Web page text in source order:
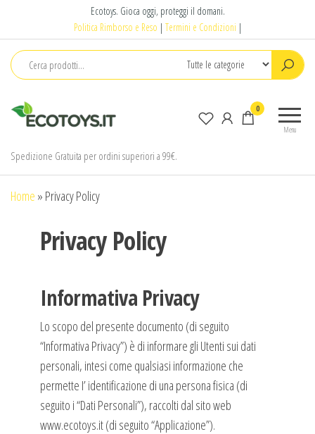
Ecotoys. Gioca oggi, proteggi il domani.
Politica Rimborso e Reso | Termini e Condizioni |
il
Menu
0
Spedizione Gratuita per ordini superiori a 99€.
Home » Privacy Policy
Privacy Policy
Informativa Privacy
Lo scopo del presente documento (di seguito
“Informativa Privacy”) è di informare gli Utenti sui dati
personali, intesi come qualsiasi informazione che
permette I’ identificazione di una persona fisica (di
seguito i “Dati Personali”), raccolti dal sito web
www.ecotoys.it (di seguito “Applicazione”).